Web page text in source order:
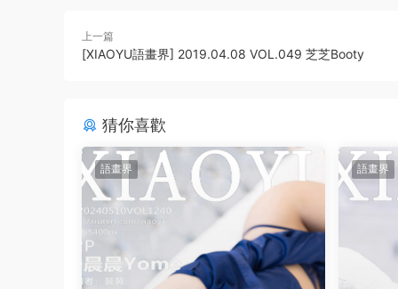
上一篇
[XIAOYU語畫界] 2019.04.08 VOL.049 芝芝Booty
猜你喜歡
語畫界 語畫界